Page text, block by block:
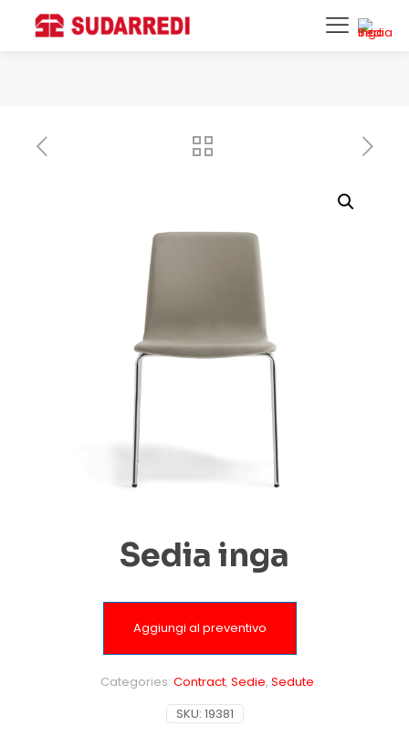
Sedia inga
Aggiungi al preventivo
SKU: 19381
Categories: Contract, Sedie, Sedute